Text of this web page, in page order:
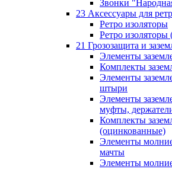
Звонки
23 Аксессуары для
Ретро изоляторы
Ретро изоляторы
21 Грозозащита и
Элементы
Комплекты
Элементы
штыри
Элементы
муфты,
Комплекты
(оцинкованные)
Элементы
мачты
Элементы